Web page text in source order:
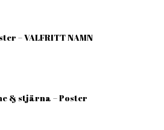
– VALFRITT NAMN
& stjärna – Poster